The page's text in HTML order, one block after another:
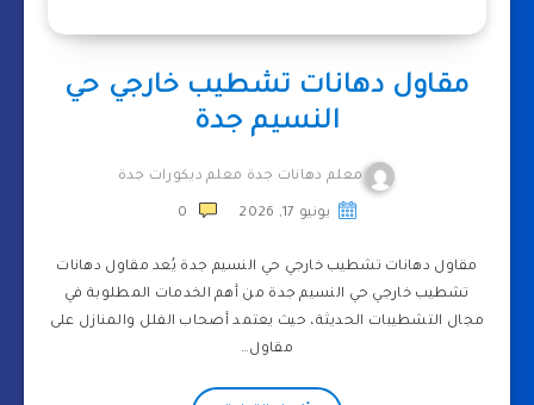
مقاول دهانات تشطيب خارجي حي
النسيم جدة
معلم دهانات جدة معلم ديكورات جدة
يونيو 17, 2026 0
مقاول دهانات تشطيب خارجي حي النسيم جدة يُعد مقاول دهانات
تشطيب خارجي حي النسيم جدة من أهم الخدمات المطلوبة في
مجال التشطيبات الحديثة، حيث يعتمد أصحاب الفلل والمنازل على
مقاول…